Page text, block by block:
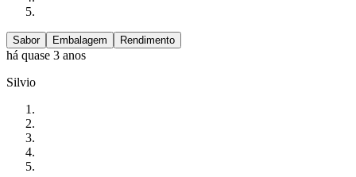
Sabor Embalagem Rendimento
há quase 3 anos
Silvio